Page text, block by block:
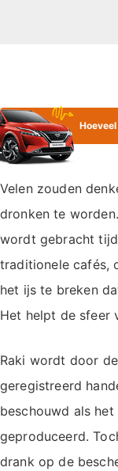
Velen zouden
dronken te
wordt gebracht
traditionele cafés,
het ijs te breken
Het helpt de sfeer
Raki wordt door
geregistreerd
beschouwd als
geproduceerd.
drank op de